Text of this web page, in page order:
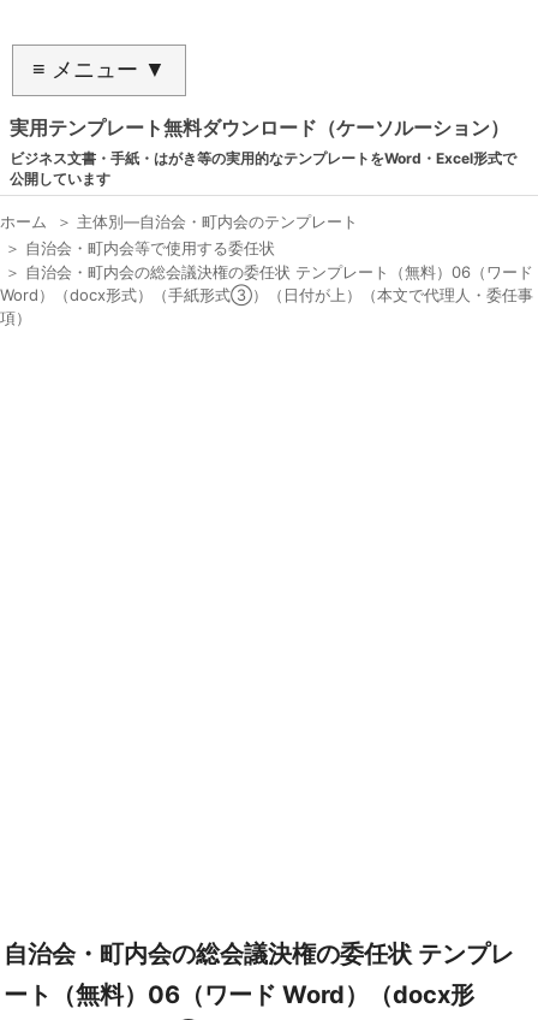
≡ メニュー ▼
実用テンプレート無料ダウンロード（ケーソルーション）
ビジネス文書・手紙・はがき等の実用的なテンプレートをWord・Excel形式で
公開しています
ホーム ＞ 主体別―自治会・町内会のテンプレート
＞ 自治会・町内会等で使用する委任状
＞ 自治会・町内会の総会議決権の委任状 テンプレート（無料）06（ワード
Word）（docx形式）（手紙形式③）（日付が上）（本文で代理人・委任事
項）
自治会・町内会の総会議決権の委任状 テンプレ
ート（無料）06（ワード Word）（docx形